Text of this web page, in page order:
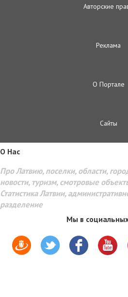
Авторские
Реклама
О Портале
Сайты
O Hac
Про Латвию, поселки, области,
новости, туризм, смотровые
Статистика Латвии,
разделение
Мы в